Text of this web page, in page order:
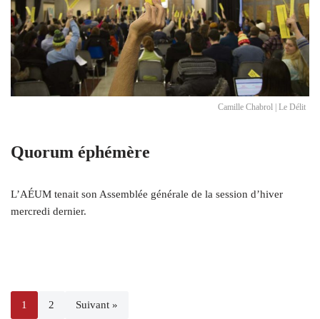
Camille Chabrol | Le Délit
Quorum éphémère
L’AÉUM tenait son Assemblée générale de la session d’hiver
mercredi dernier.
1 2 Suivant »